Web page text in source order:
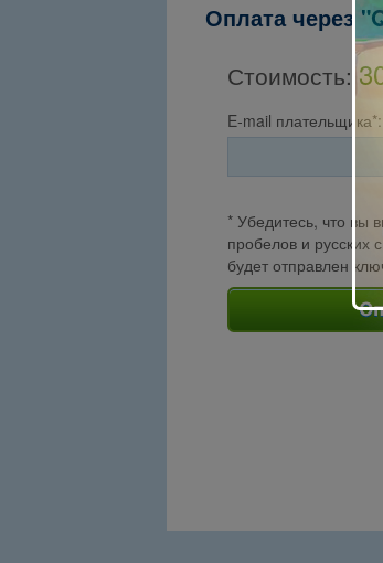
Оплата через
Стоимость:
E-mail плательщика*:
* Убедитесь, что вы
пробелов и русских
будет отправлен